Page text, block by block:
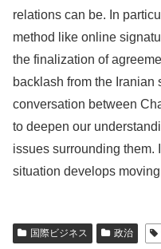
relations can be. In
method like online
the finalization of
backlash from the Iranian
conversation between
to deepen our
issues surrounding them.
situation develops
国際ビジネス 政治